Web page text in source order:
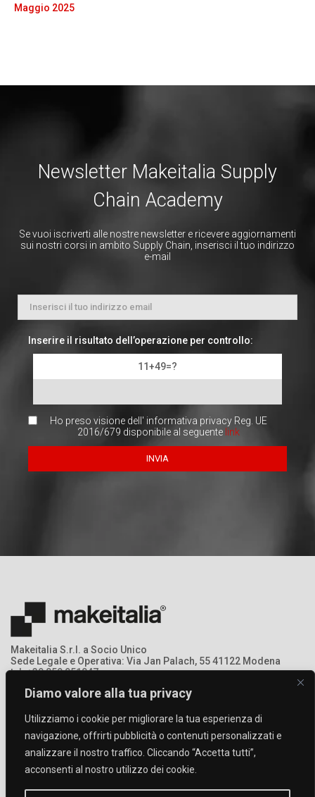
Diamo valore alla tua privacy
Utilizziamo i cookie per migliorare la tua esperienza di
navigazione, offrirti pubblicità o contenuti personalizzati e
analizzare il nostro traffico. Cliccando “Accetta tutti”,
acconsenti al nostro utilizzo dei cookie.
Maggio 2025
Newsletter Makeitalia Supply
Chain Academy
Se vuoi iscriverti alle nostre newsletter e ricevere aggiornamenti
sui nostri corsi in ambito Supply Chain, inserisci il tuo indirizzo
e-mail
Inserire il risultato dell’operazione per controllo:
11+49=?
Ho preso visione dell' informativa privacy Reg. UE
2016/679 disponibile al seguente link
Makeitalia S.r.l. a Socio Unico
Sede Legale e Operativa: Via Jan Palach, 55 41122 Modena
tel: +39 059 951047
P.IVA:03213690369 - Registro Imprese: MO – 368378